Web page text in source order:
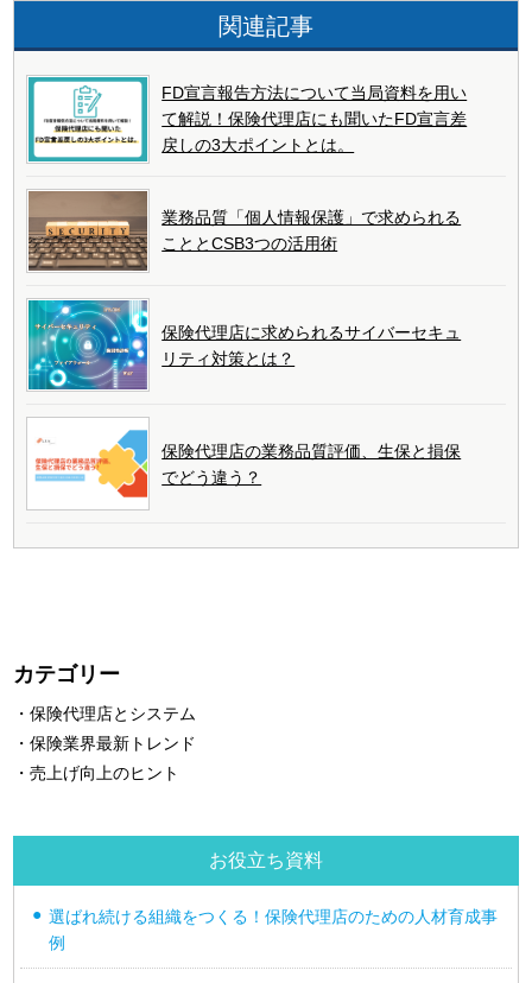
関連記事
FD宣言報告方法について当局資料を用い
て解説！保険代理店にも聞いたFD宣言差
戻しの3大ポイントとは。
業務品質「個人情報保護」で求められる
こととCSB3つの活用術
保険代理店に求められるサイバーセキュ
リティ対策とは？
保険代理店の業務品質評価、生保と損保
でどう違う？
カテゴリー
・保険代理店とシステム
・保険業界最新トレンド
・売上げ向上のヒント
お役立ち資料
選ばれ続ける組織をつくる！保険代理店のための人材育成事
例